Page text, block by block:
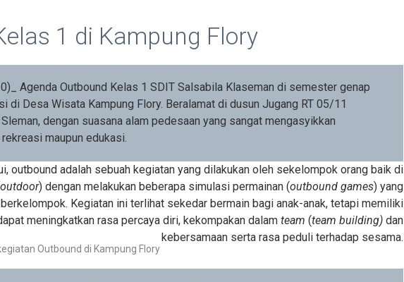
1 di Kampung Flory
Agenda Outbound Kelas 1 SDIT Salsabila Klaseman di semester genap
di Desa Wisata Kampung Flory. Beralamat di dusun Jugang RT 05/11
dengan suasana alam pedesaan yang sangat mengasyikkan
maupun edukasi.
outbound adalah sebuah kegiatan yang dilakukan oleh sekelompok orang baik di
outdoor) dengan melakukan beberapa simulasi permainan (outbound games) yang
Kegiatan ini terlihat sekedar bermain bagi anak-anak, tetapi memiliki
meningkatkan rasa percaya diri, kekompakan dalamteam (team building) dan
kebersamaan serta rasa peduli terhadap sesama.
Outbound di Kampung Flory